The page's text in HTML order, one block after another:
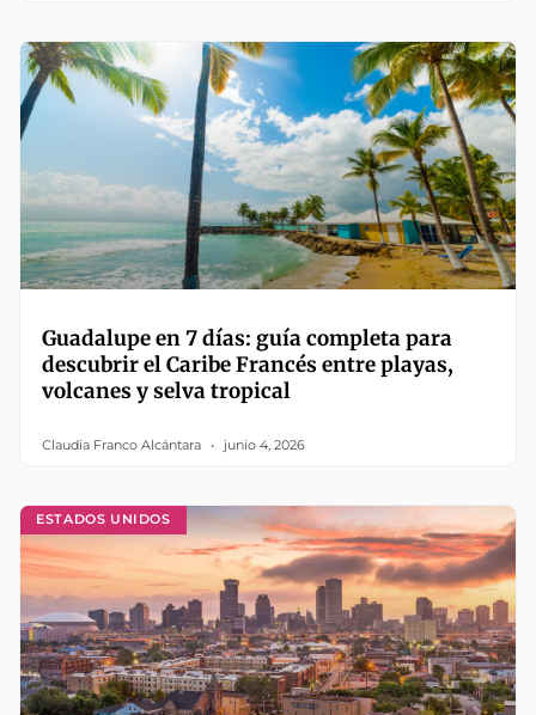
Guadalupe en 7 días: guía completa para
descubrir el Caribe Francés entre playas,
volcanes y selva tropical
Claudia Franco Alcántara junio 4, 2026
ESTADOS UNIDOS